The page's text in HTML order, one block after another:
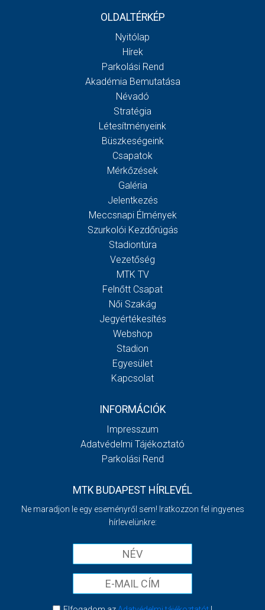
OLDALTÉRKÉP
Nyitólap
Hírek
Parkolási Rend
Akadémia Bemutatása
Névadó
Stratégia
Létesítményeink
Büszkeségeink
Csapatok
Mérkőzések
Galéria
Jelentkezés
Meccsnapi Élmények
Szurkolói Kezdőrúgás
Stadiontúra
Vezetőség
MTK TV
Felnőtt Csapat
Női Szakág
Jegyértékesítés
Webshop
Stadion
Egyesület
Kapcsolat
INFORMÁCIÓK
Impresszum
Adatvédelmi Tájékoztató
Parkolási Rend
MTK BUDAPEST HÍRLEVÉL
Ne maradjon le egy eseményről sem! Iratkozzon fel ingyenes
hírlevelünkre: